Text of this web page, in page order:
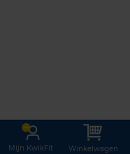
Mijn KwikFit Winkelwagen